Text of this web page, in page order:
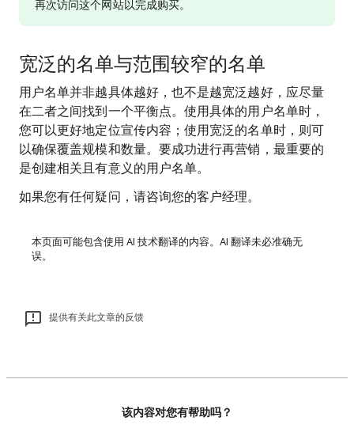
再次访问这个网站以完成购买。
宽泛的名单与范围较窄的名单
用户名单并非越具体越好，也不是越宽泛越好，应尽量
在二者之间找到一个平衡点。使用具体的用户名单时，
您可以更好地定位宣传内容；使用宽泛的名单时，则可
以确保覆盖规模和数量。要成功进行再营销，最重要的
是创建相关且有意义的用户名单。
如果您有任何疑问，请咨询您的客户经理。
本页面可能包含使用 AI 技术翻译的内容。AI 翻译未必准确无
误。
提供有关此文章的反馈
该内容对您有帮助吗？